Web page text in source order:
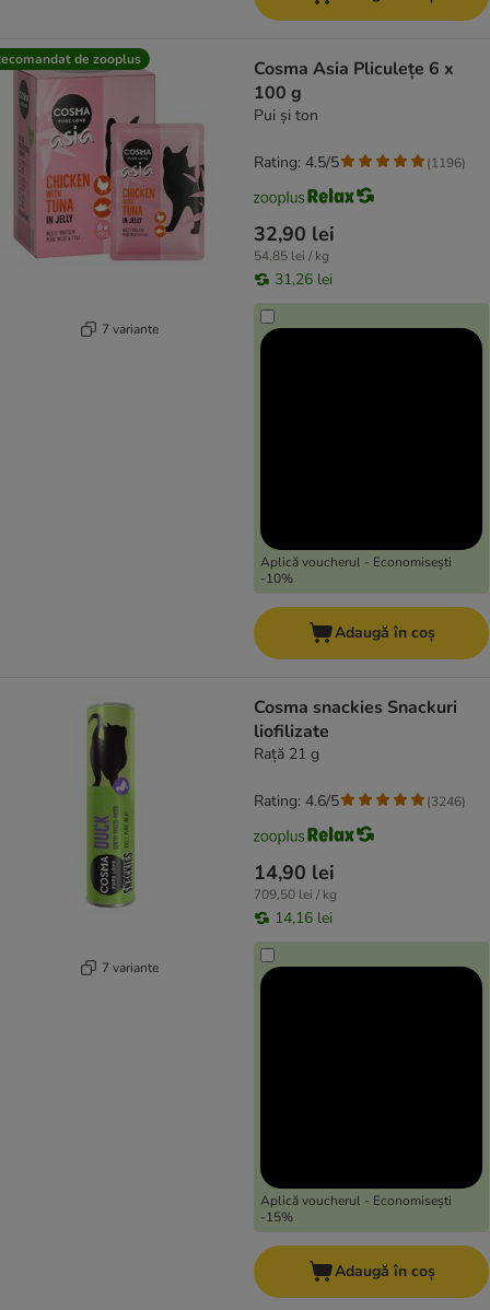
de zooplus
7 variante
Cosma Asia Pliculețe 6 x
100 g
Pui și ton
32,90 lei
54,85 lei / kg
31,26 lei
Aplică voucherul - Economisești
-10%
Rating: 4.5/5 (1196)
Adaugă în coș
7 variante
Cosma snackies Snackuri
liofilizate
Rață 21 g
14,90 lei
709,50 lei / kg
14,16 lei
Aplică voucherul - Economisești
-15%
Rating: 4.6/5 (3246)
Adaugă în coș